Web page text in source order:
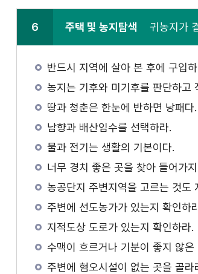
6 주택 및 농지탐색 귀농지가
반드시 지역에 살아 본 후에 구입
농지는 기후와 미기후를 판단하고
땅과 청춘은 한눈에 반하면 낭패
남향과 배산임수를 선택하라.
물과 전기는 생활의 기본이다.
너무 경치 좋은 곳을 찾아 들어가
농공단지 주변지역을 고르는 것도
주변에 선도농가가 있는지 확인하
지적도상 도로가 있는지 확인하라.
수맥이 흐르거나 기분이 좋지 않
주변에 혐오시설이 없는 곳을 골라